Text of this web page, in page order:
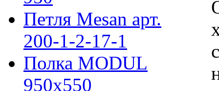
Петля Mesan арт.
200-1-2-17-1
Полка MODUL
950х550